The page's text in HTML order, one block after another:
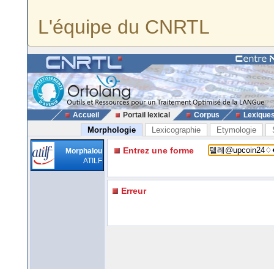
L'équipe du CNRTL
Accueil Portail lexical Corpus
Morphologie Lexicographie Etymologie
Morphalou
ATILF
Entrez une forme
Erreur